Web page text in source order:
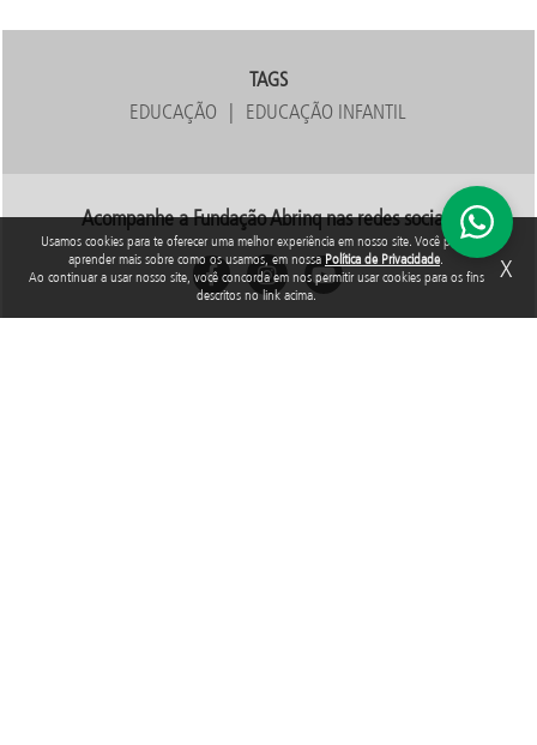
Usamos cookies para te oferecer uma melhor experiência em nosso site. Você pode
aprender mais sobre como os usamos, em nossaPolítica de Privacidade.
Ao continuar a usar nosso site, você concorda em nos permitir usar cookies para os fins
descritos no link acima.
X
TAGS
EDUCAÇÃO
EDUCAÇÃO INFANTIL
Acompanhe a Fundação Abrinq nas redes sociais